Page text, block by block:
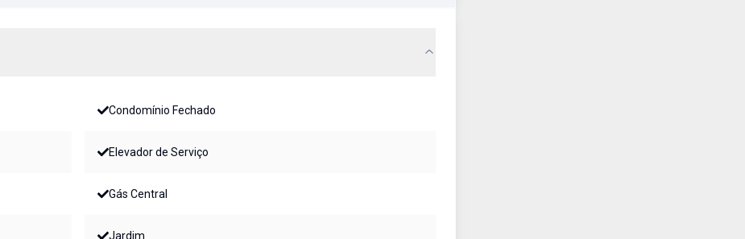
Condomínio Fechado
Elevador de Serviço
Gás Central
Jardim